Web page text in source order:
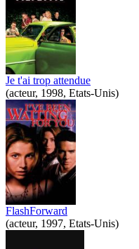
Je t'ai trop attendue
(acteur, 1998, Etats-Unis)
FlashForward
(acteur, 1997, Etats-Unis)